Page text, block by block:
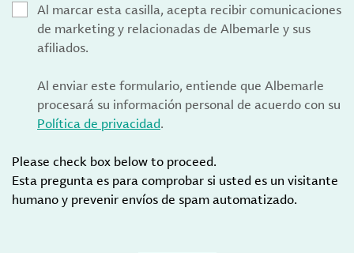
Al marcar esta casilla, acepta recibir comunicaciones
de marketing y relacionadas de Albemarle y sus
afiliados.
Al enviar este formulario, entiende que Albemarle
procesará su información personal de acuerdo con su
Política de privacidad.
Please check box below to proceed.
Esta pregunta es para comprobar si usted es un visitante
humano y prevenir envíos de spam automatizado.